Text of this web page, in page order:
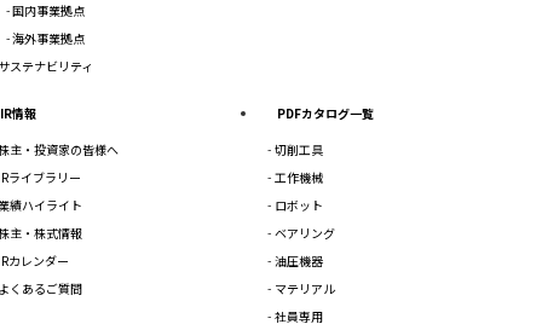
国内事業拠点
海外事業拠点
ステナビリティ
IR情報
主・投資家の皆様へ
ライブラリー
績ハイライト
主・株式情報
カレンダー
くあるご質問
PDFカタログ一覧
切削工具
工作機械
ロボット
ベアリング
油圧機器
マテリアル
社員専用